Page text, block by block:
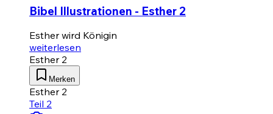
Bibel Illustrationen - Esther 2
Esther wird Königin
weiterlesen
Esther 2
Merken
Esther 2
Teil 2